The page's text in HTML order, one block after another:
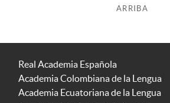
ARRIBA
Real Academia Española
Academia Colombiana de la Lengua
Academia Ecuatoriana de la Lengua